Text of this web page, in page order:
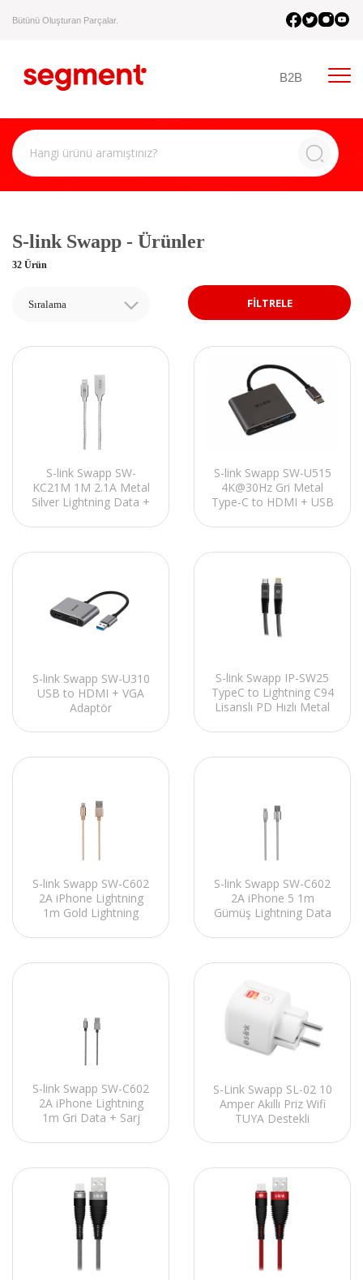
Bütünü Oluşturan Parçalar.
B2B
S-link Swapp - Ürünler
FİLTRELE
32 Ürün
Sıralama
S-link Swapp SW-
KC21M 1M 2.1A Metal
Silver Lightning Data +
S-link Swapp SW-U515
4K@30Hz Gri Metal
Type-C to HDMI + USB
Adaptör
S-link Swapp SW-U310
USB to HDMI + VGA
Adaptör
S-link Swapp IP-SW25
TypeC to Lightning C94
Lisanslı PD Hızlı Metal
S-link Swapp SW-C602
2A iPhone Lightning
1m Gold Lightning
S-link Swapp SW-C602
2A iPhone 5 1m
Gümüş Lightning Data
S-link Swapp SW-C602
2A iPhone Lightning
1m Gri Data + Sarj
S-Link Swapp SL-02 10
Amper Akıllı Priz Wifi
TUYA Destekli